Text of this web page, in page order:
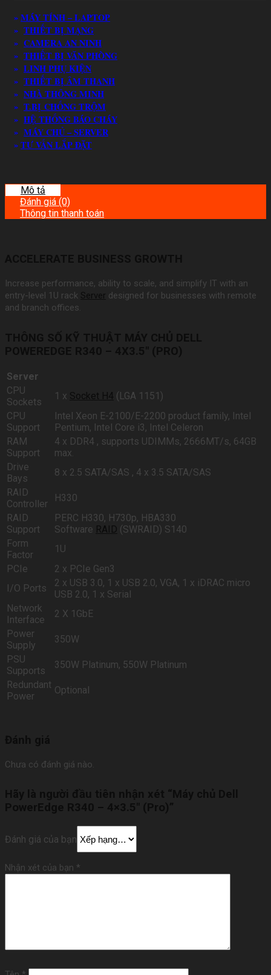
»MÁY TÍNH – LAPTOP
» THIẾT BỊ MẠNG
» CAMERA AN NINH
» THIẾT BỊ VĂN PHÒNG
» LINH PHỤ KIỆN
» THIẾT BỊ ÂM THANH
» NHÀ THÔNG MINH
» T.BỊ CHỐNG TRỘM
» HỆ THỐNG BÁO CHÁY
» MÁY CHỦ – SERVER
»TƯ VẤN LẮP ĐẶT
Mô tả
Đánh giá (0)
Thông tin thanh toán
Increase performance, ability to scale, and simplify IT with an
entry-level 1U rack Server
designed for businesses with remote
and branch offices.
Server
CPU
Sockets
1 x Socket H4 (LGA 1151)
CPU
Support
Intel Xeon E-2100/E-2200 product family, Intel
Pentium, Intel Core i3, Intel Celeron
RAM
Support
4 x DDR4 , supports UDIMMs, 2666MT/s, 64GB
max.
Drive
Bays
8 x 2.5 SATA/SAS , 4 x 3.5 SATA/SAS
RAID
Controller
H330
RAID
Support
PERC H330, H730p, HBA330
Software RAID (SWRAID) S140
Form
Factor
1U
PCIe
2 x PCIe Gen3
I/O Ports
2 x USB 3.0, 1 x USB 2.0, VGA, 1 x iDRAC micro
USB 2.0, 1 x Serial
Network
Interface
2 X 1GbE
Power
Supply
350W
PSU
Supports
350W Platinum, 550W Platinum
Redundant
Power
Optional
Chưa có đánh giá nào.
Đánh giá của bạn
Nhận xét của bạn *